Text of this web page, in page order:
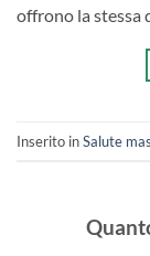
offrono la stessa
Inserito inSalute